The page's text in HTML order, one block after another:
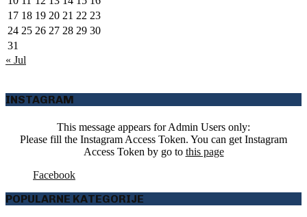
17 18 19 20 21 22 23
24 25 26 27 28 29 30
31
« Jul
INSTAGRAM
This message appears for Admin Users only:
Please fill the Instagram Access Token. You can get Instagram
Access Token by go to this page
Facebook
POPULARNE KATEGORIJE